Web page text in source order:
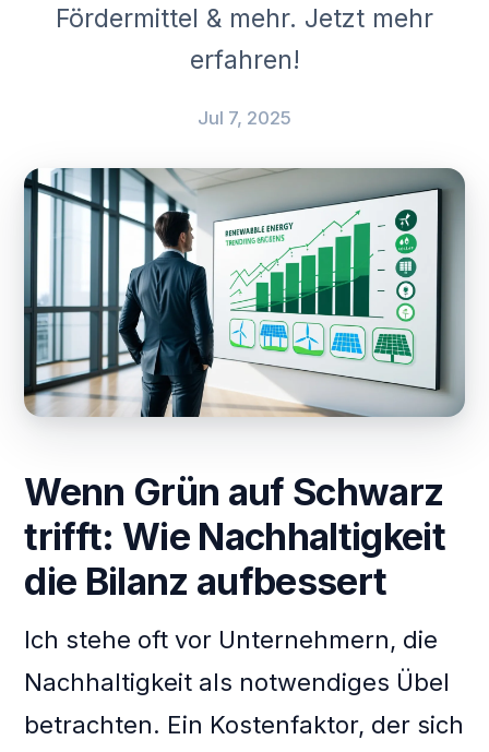
Fördermittel & mehr. Jetzt mehr
erfahren!
Jul 7, 2025
Wenn Grün auf Schwarz
trifft: Wie Nachhaltigkeit
die Bilanz aufbessert
Ich stehe oft vor Unternehmern, die
Nachhaltigkeit als notwendiges Übel
betrachten. Ein Kostenfaktor, der sich